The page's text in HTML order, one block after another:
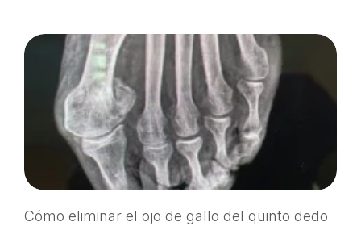
Cómo eliminar el ojo de gallo del quinto dedo